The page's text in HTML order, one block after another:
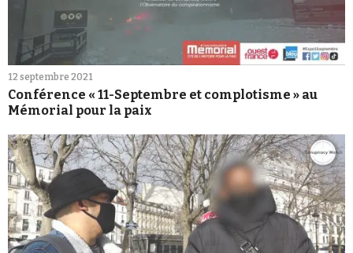
12 septembre 2021
Conférence « 11-Septembre et complotisme » au
Mémorial pour la paix